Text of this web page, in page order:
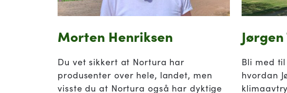
Morten Henriksen
Du vet sikkert at Nortura har
produsenter over hele, landet, men
visste du at Nortura også har dyktige
Bli med
hvordan